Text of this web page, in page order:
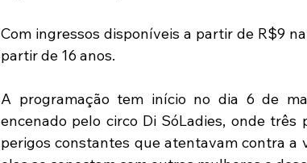
Com ingressos disponíveis a partir de R$9
partir de 16 anos.
A programação tem início no dia 6 de
encenado pelo circo Di SóLadies, onde
perigos constantes que atentavam contra a